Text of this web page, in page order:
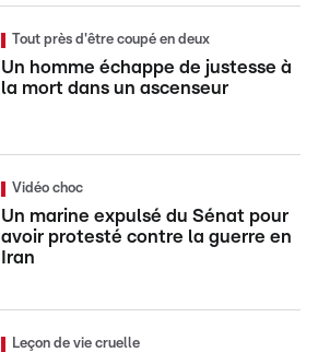
Tout près d'être coupé en deux
Un homme échappe de justesse à
la mort dans un ascenseur
Vidéo choc
Un marine expulsé du Sénat pour
avoir protesté contre la guerre en
Iran
Leçon de vie cruelle